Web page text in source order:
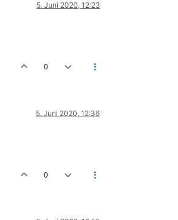
5. Juni 2020, 12:23
0
5. Juni 2020, 12:36
0